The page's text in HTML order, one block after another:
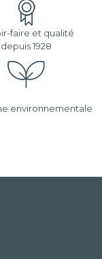
faire et qualité
depuis 1928
environnementale